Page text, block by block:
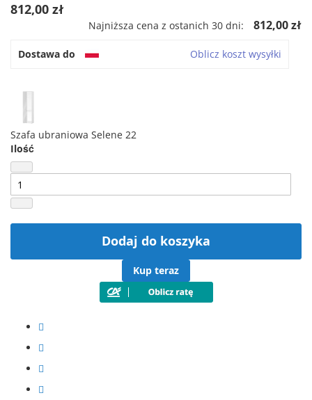
812,00 zł
Najniższa cena z ostanich 30 dni: 812,00 zł
Dostawa do Oblicz koszt wysyłki
Szafa ubraniowa Selene 22
Ilość
Dodaj do koszyka
Kup teraz